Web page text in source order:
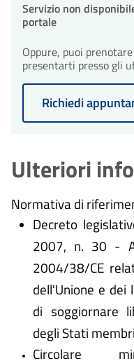
Servizio non
portale
Oppure, puoi
presentarti presso gli
Richiedi
Ulteriori
Normativa di
Decreto
2007, n. 30 -
2004/38/CE
dell'Unione e
di soggiornare
degli Stati
Circolare